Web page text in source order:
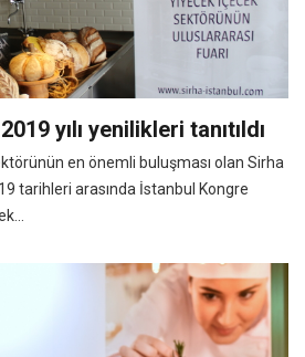
yılı yenilikleri tanıtıldı
en önemli buluşması olan Sirha
tarihleri arasında İstanbul Kongre